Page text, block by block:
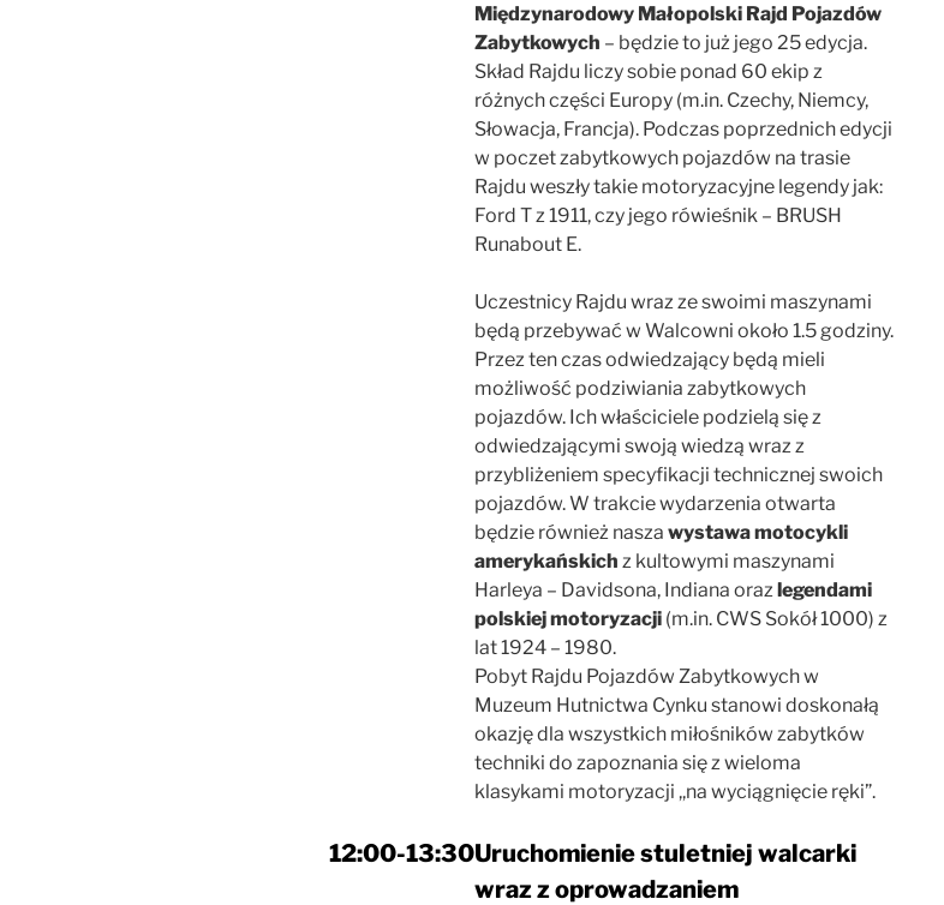
Międzynarodowy Małopolski Rajd Pojazdów
Zabytkowych – będzie to już jego 25 edycja.
Skład Rajdu liczy sobie ponad 60 ekip z
różnych części Europy (m.in. Czechy, Niemcy,
Słowacja, Francja). Podczas poprzednich edycji
w poczet zabytkowych pojazdów na trasie
Rajdu weszły takie motoryzacyjne legendy jak:
Ford T z 1911, czy jego rówieśnik – BRUSH
Runabout E.
Uczestnicy Rajdu wraz ze swoimi maszynami
będą przebywać w Walcowni około 1.5 godziny.
Przez ten czas odwiedzający będą mieli
możliwość podziwiania zabytkowych
pojazdów. Ich właściciele podzielą się z
odwiedzającymi swoją wiedzą wraz z
przybliżeniem specyfikacji technicznej swoich
pojazdów. W trakcie wydarzenia otwarta
będzie również nasza wystawa motocykli
amerykańskich z kultowymi maszynami
Harleya – Davidsona, Indiana orazlegendami
polskiej motoryzacji(m.in. CWS Sokół 1000) z
lat 1924 – 1980.
Pobyt Rajdu Pojazdów Zabytkowych w
Muzeum Hutnictwa Cynku stanowi doskonałą
okazję dla wszystkich miłośników zabytków
techniki do zapoznania się z wieloma
klasykami motoryzacji ,,na wyciągnięcie ręki”.
12:00-13:30Uruchomienie stuletniej walcarki
wraz z oprowadzaniem